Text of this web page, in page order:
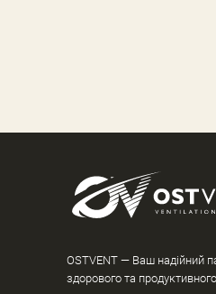
OSTVENT — Ваш надійний
здорового та